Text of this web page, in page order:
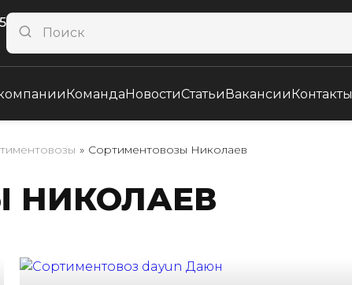
КомандаНовостиСтатьиВакансииКонтакты
» Сортиментовозы Николаев
НИКОЛАЕВ